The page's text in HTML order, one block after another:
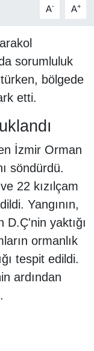
A- A+
sorumluluk
bölgede
etti.
İzmir Orman
söndürdü.
22 kızılçam
Yangının,
D.Ç'nin yaktığı
ormanlık
tespit edildi.
ardından